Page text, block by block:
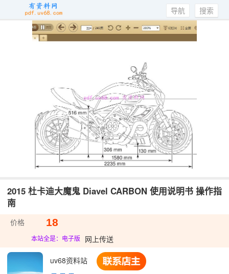
搜索
导航
2015 杜卡迪大魔鬼 Diavel CARBON 使用说明书 操作指
南
价格 18
本站全是：电子版 网上传送
uv68资料站